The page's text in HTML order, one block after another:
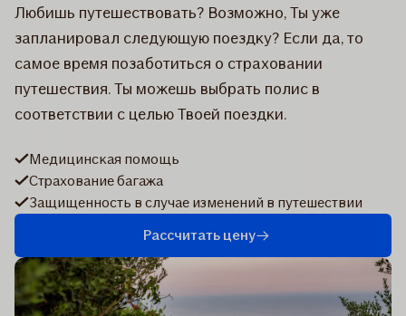
Любишь путешествовать? Возможно, Ты уже
запланировал следующую поездку? Если да, то
самое время позаботиться о страховании
путешествия. Ты можешь выбрать полис в
соответствии с целью Твоей поездки.
Медицинская помощь
Страхование багажа
Защищенность в случае изменений в путешествии
Рассчитать цену